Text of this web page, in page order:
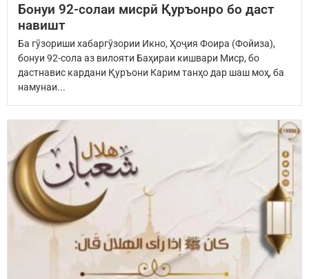
Бонуи 92-солаи мисрӣ Қуръонро бо даст
навишт
Ба гӯзориши хабаргӯзории Икно, Ҳоҷия Фоира (Фойиза),
бонуи 92-сола аз вилояти Баҳираи кишвари Миср, бо
дастнавис кардани Қуръони Карим танҳо дар шаш моҳ, ба
намунаи...